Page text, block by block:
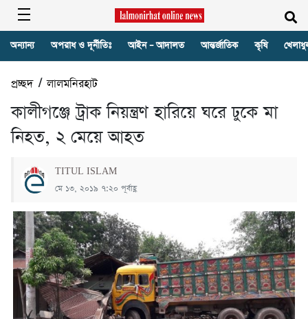
অন্যান্য অপরাধ ও দূর্নীতিঃ আইন – আদালত আন্তর্জাতিক কৃষি
প্রচ্ছদ/লালমনিরহাট
কালীগঞ্জে ট্রাক নিয়ন্ত্রণ হারিয়ে ঘরে ঢুকে মা
নিহত, ২ মেয়ে আহত
TITUL ISLAM
মে ১৩, ২০১৯ ৭:২০ পূর্বাহ্ণ